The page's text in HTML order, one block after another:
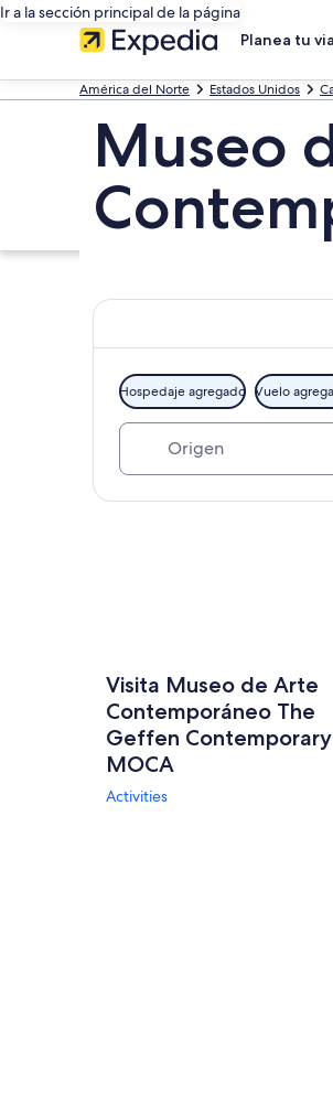
Ir a la sección principal de la página
Planea tu
América del Norte Estados Unidos
Museo
Hospedaje agregado Vuelo
Visita Museo de Arte
Contemporáneo The
Geffen
MOCA
Activities